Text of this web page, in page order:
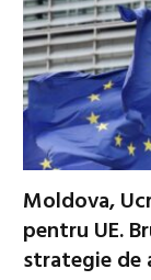
Moldova,
pentru UE.
strategie de